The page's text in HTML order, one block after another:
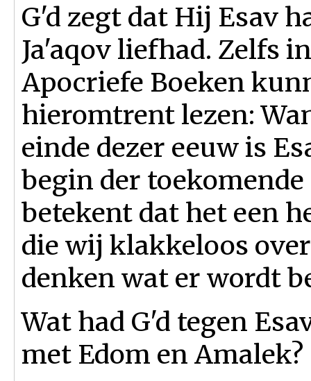
G'd zegt dat Hij Esav
Ja'aqov liefhad. Zelfs
Apocriefe Boeken
hieromtrent lezen:
einde dezer eeuw is
begin der toekomende
betekent dat het een
die wij klakkeloos
denken wat er wordt
Wat had G'd tegen
met Edom en Amalek?